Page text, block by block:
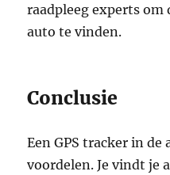
raadpleeg experts om
auto te vinden.
Conclusie
Een GPS tracker in
voordelen. Je vindt je